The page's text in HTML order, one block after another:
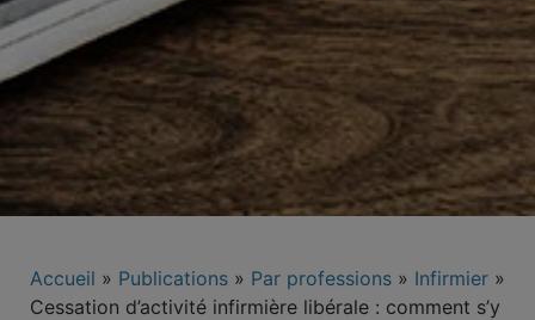
Accueil » Publications » Par professions » Infirmier »
Cessation d’activité infirmière libérale : comment s’y